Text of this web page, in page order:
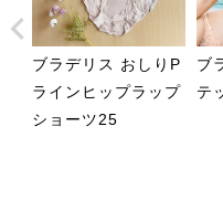
ブラデリス おしりP
ラインヒップラップ
ショーツ25
ブ
テ